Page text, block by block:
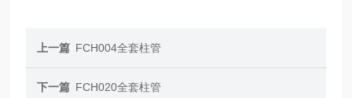
上一篇 FCH004全套柱管
下一篇 FCH020全套柱管